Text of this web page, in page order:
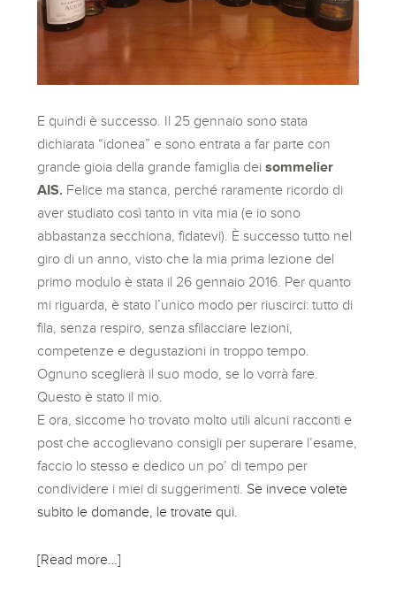
E quindi è successo. Il 25 gennaio sono stata
dichiarata “idonea” e sono entrata a far parte con
grande gioia della grande famiglia deisommelier
AIS. Felice ma stanca, perché raramente ricordo di
aver studiato così tanto in vita mia (e io sono
abbastanza secchiona, fidatevi). È successo tutto nel
giro di un anno, visto che la mia prima lezione del
primo modulo è stata il 26 gennaio 2016. Per quanto
mi riguarda, è stato l’unico modo per riuscirci: tutto di
fila, senza respiro, senza sfilacciare lezioni,
competenze e degustazioni in troppo tempo.
Ognuno sceglierà il suo modo, se lo vorrà fare.
Questo è stato il mio.
E ora, siccome ho trovato molto utili alcuni racconti e
post che accoglievano consigli per superare l’esame,
faccio lo stesso e dedico un po’ di tempo per
condividere i miei di suggerimenti. Se invece volete
subito le domande, le trovate qui.
[Read more…]